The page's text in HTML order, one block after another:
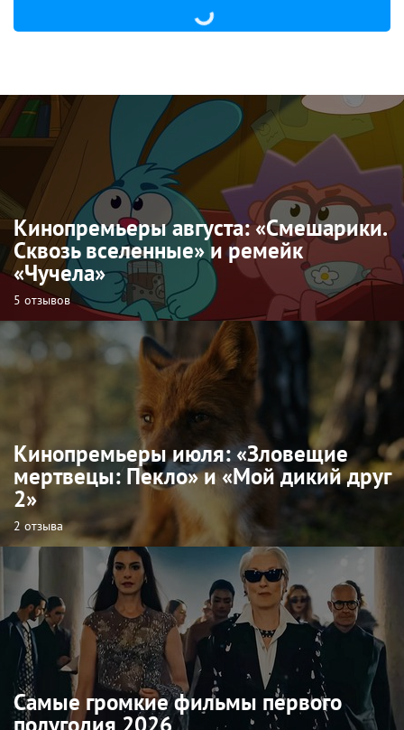
Кинопремьеры августа: «Смешарики.
Сквозь вселенные» и ремейк
«Чучела»
5 отзывов
Кинопремьеры июля: «Зловещие
мертвецы: Пекло» и «Мой дикий друг
2»
2 отзыва
Самые громкие фильмы первого
полугодия 2026